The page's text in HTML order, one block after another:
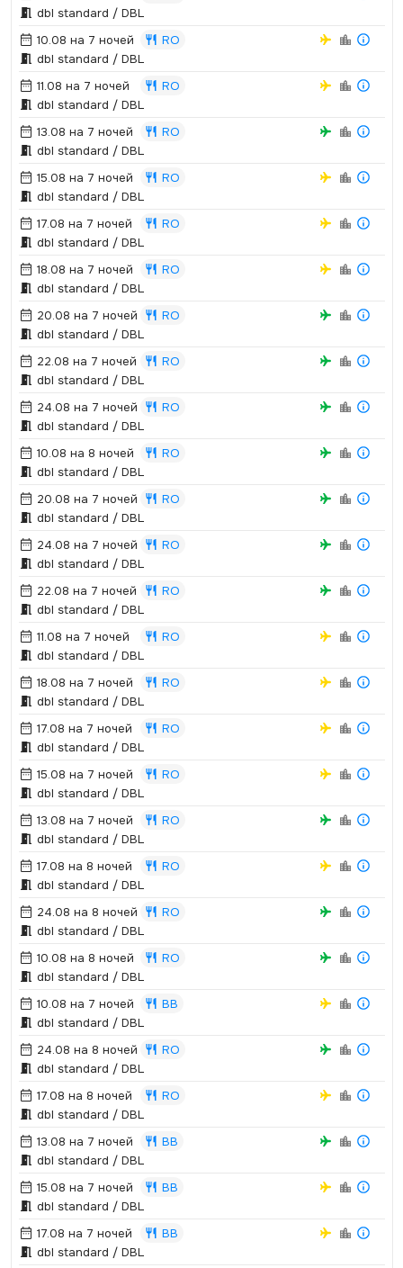
dbl standard / DBL
10.08 на 7 ночей
RO
dbl standard / DBL
11.08 на 7 ночей
RO
dbl standard / DBL
13.08 на 7 ночей
RO
dbl standard / DBL
15.08 на 7 ночей
RO
dbl standard / DBL
17.08 на 7 ночей
RO
dbl standard / DBL
18.08 на 7 ночей
RO
dbl standard / DBL
20.08 на 7 ночей
RO
dbl standard / DBL
22.08 на 7 ночей
RO
dbl standard / DBL
24.08 на 7 ночей
RO
dbl standard / DBL
10.08 на 8 ночей
RO
dbl standard / DBL
20.08 на 7 ночей
RO
dbl standard / DBL
24.08 на 7 ночей
RO
dbl standard / DBL
22.08 на 7 ночей
RO
dbl standard / DBL
11.08 на 7 ночей
RO
dbl standard / DBL
18.08 на 7 ночей
RO
dbl standard / DBL
17.08 на 7 ночей
RO
dbl standard / DBL
15.08 на 7 ночей
RO
dbl standard / DBL
13.08 на 7 ночей
RO
dbl standard / DBL
17.08 на 8 ночей
RO
dbl standard / DBL
24.08 на 8 ночей
RO
dbl standard / DBL
10.08 на 8 ночей
RO
dbl standard / DBL
10.08 на 7 ночей
BB
dbl standard / DBL
24.08 на 8 ночей
RO
dbl standard / DBL
17.08 на 8 ночей
RO
dbl standard / DBL
13.08 на 7 ночей
BB
dbl standard / DBL
15.08 на 7 ночей
BB
dbl standard / DBL
17.08 на 7 ночей
BB
dbl standard / DBL